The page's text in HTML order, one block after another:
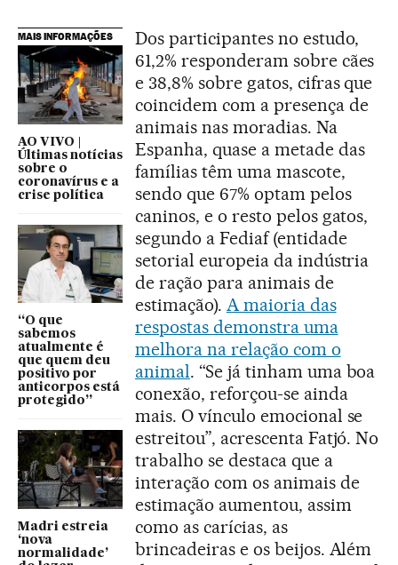
MAIS INFORMAÇÕES
AO VIVO |
Últimas notícias
sobre o
coronavírus e a
crise política
“O que
sabemos
atualmente é
que quem deu
positivo por
anticorpos está
protegido”
Madri estreia
‘nova
normalidade’
Dos participantes no estudo,
61,2% responderam sobre cães
e 38,8% sobre gatos, cifras que
coincidem com a presença de
animais nas moradias. Na
Espanha, quase a metade das
famílias têm uma mascote,
sendo que 67% optam pelos
caninos, e o resto pelos gatos,
segundo a Fediaf (entidade
setorial europeia da indústria
de ração para animais de
estimação). A maioria das
respostas demonstra uma
melhora na relação com o
animal. “Se já tinham uma boa
conexão, reforçou-se ainda
mais. O vínculo emocional se
estreitou”, acrescenta Fatjó. No
trabalho se destaca que a
interação com os animais de
estimação aumentou, assim
como as carícias, as
brincadeiras e os beijos. Além